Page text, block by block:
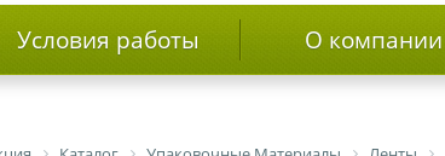
Условия работы О компании